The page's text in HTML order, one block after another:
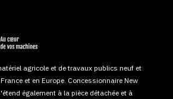
agricole et de travaux publics neuf et
et en Europe. Concessionnaire New
également à la pièce détachée et à